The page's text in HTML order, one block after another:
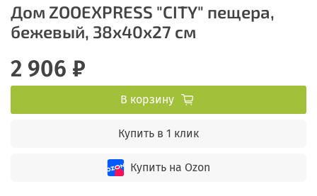
Дом ZOOEXPRESS "CITY" пещера,
бежевый, 38х40х27 см
2 906 ₽
В корзину
Купить в 1 клик
Купить на Ozon